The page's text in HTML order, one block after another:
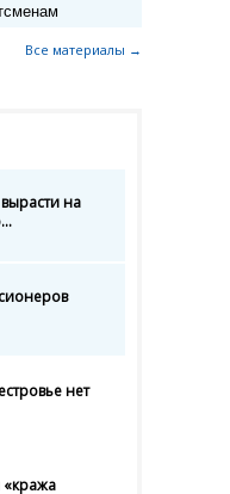
Все материалы →
на
нет
«кража